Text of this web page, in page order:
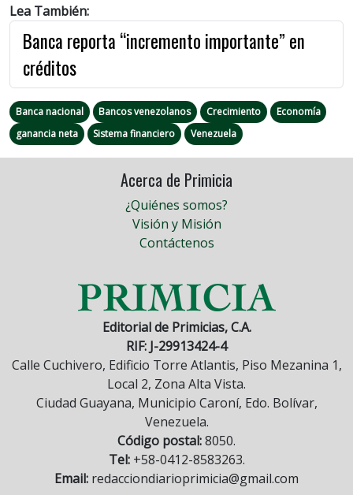
Lea También:
Banca reporta “incremento importante” en
créditos
Banca nacional Bancos venezolanos Crecimiento
Economía
ganancia neta
Sistema financiero Venezuela
Acerca de Primicia
¿Quiénes somos?
Visión y Misión
Contáctenos
Editorial de Primicias, C.A.
RIF: J-29913424-4
Calle Cuchivero, Edificio Torre Atlantis, Piso Mezanina 1,
Local 2, Zona Alta Vista.
Ciudad Guayana, Municipio Caroní, Edo. Bolívar,
Venezuela.
Código postal:8050.
Tel:+58-0412-8583263.
Email: redacciondiarioprimicia@gmail.com